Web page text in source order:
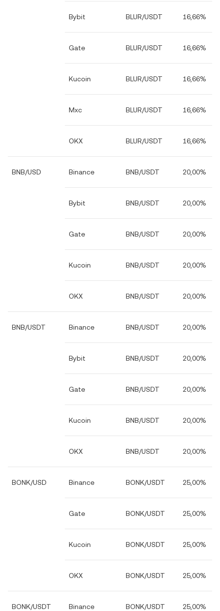
Bybit BLUR/USDT 16,66%
Gate BLUR/USDT 16,66%
Kucoin BLUR/USDT 16,66%
Mxc BLUR/USDT 16,66%
OKX BLUR/USDT 16,66%
BNB/USD Binance BNB/USDT 20,00%
Bybit BNB/USDT 20,00%
Gate BNB/USDT 20,00%
Kucoin BNB/USDT 20,00%
OKX BNB/USDT 20,00%
BNB/USDT Binance BNB/USDT 20,00%
Bybit BNB/USDT 20,00%
Gate BNB/USDT 20,00%
Kucoin BNB/USDT 20,00%
OKX BNB/USDT 20,00%
BONK/USD Binance BONK/USDT 25,00%
Gate BONK/USDT 25,00%
Kucoin BONK/USDT 25,00%
OKX BONK/USDT 25,00%
BONK/USDT Binance BONK/USDT 25,00%